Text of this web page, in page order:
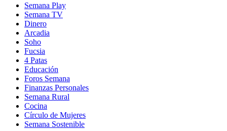
Semana Play
Semana TV
Dinero
Arcadia
Soho
in
new
window
Fucsia
in
new
window
4 Patas
Educación
Foros Semana
Finanzas Personales
Semana Rural
Cocina
Círculo de Mujeres
Semana Sostenible